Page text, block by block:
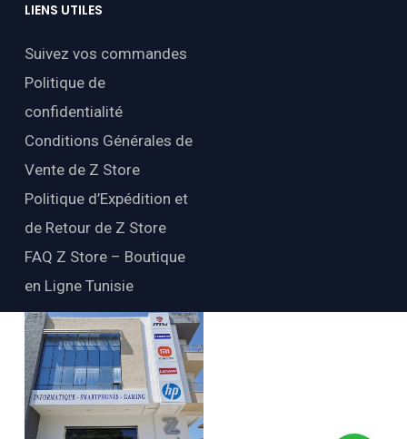
LIENS UTILES
Suivez vos commandes
Politique de
confidentialité
Conditions Générales de
Vente de Z Store
Politique d’Expédition et
de Retour de Z Store
FAQ Z Store – Boutique
en Ligne Tunisie